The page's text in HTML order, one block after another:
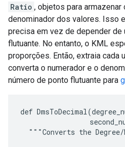
Ratio , objetos para armazenar
denominador dos valores. Isso
precisa em vez de depender de
flutuante. No entanto, o KML
proporções. Então, extraia cada
converta o numerador e o
número de ponto flutuante para
def
"""Converts the